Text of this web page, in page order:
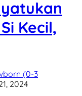
Kecil,
(0-3
2024